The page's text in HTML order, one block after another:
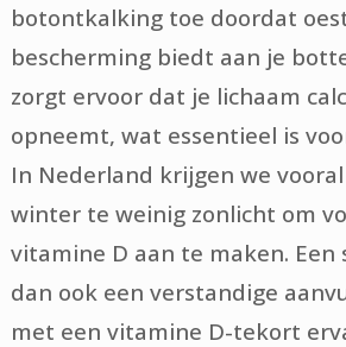
botontkalking toe doordat
bescherming biedt aan je
zorgt ervoor dat je lichaam
opneemt, wat essentieel is
In Nederland krijgen we
winter te weinig zonlicht om
vitamine D aan te maken. Een
dan ook een verstandige
met een vitamine D-tekort